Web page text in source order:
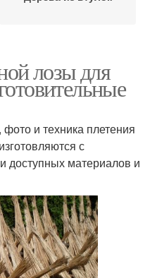
лозы для
фото и техника плетения
с
доступных материалов и